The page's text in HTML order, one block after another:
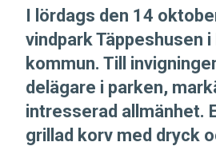
I lördags den 14
vindpark Täppeshusen i
kommun. Till
delägare i parken,
intresserad allmänhet.
grillad korv med dryck